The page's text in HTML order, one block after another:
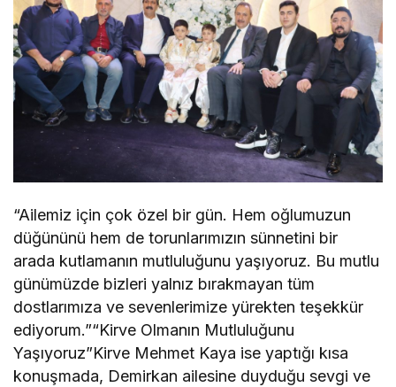
“Ailemiz için çok özel bir gün. Hem oğlumuzun
düğününü hem de torunlarımızın sünnetini bir
arada kutlamanın mutluluğunu yaşıyoruz. Bu mutlu
günümüzde bizleri yalnız bırakmayan tüm
dostlarımıza ve sevenlerimize yürekten teşekkür
ediyorum.”“Kirve Olmanın Mutluluğunu
Yaşıyoruz”Kirve Mehmet Kaya ise yaptığı kısa
konuşmada, Demirkan ailesine duyduğu sevgi ve